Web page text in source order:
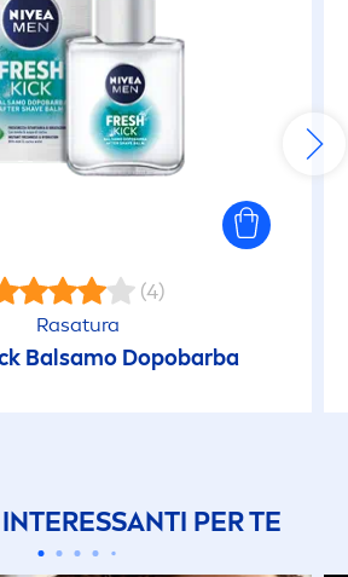
(4)
Rasatura
Balsamo Dopobarba
PER TE